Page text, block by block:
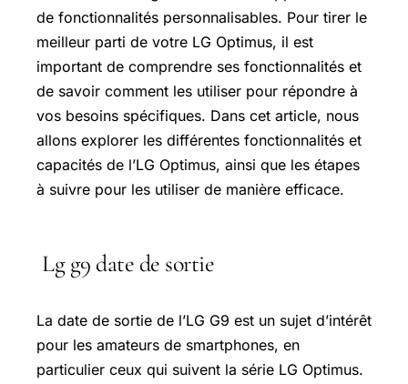
de fonctionnalités personnalisables. Pour tirer le
meilleur parti de votre LG Optimus, il est
important de comprendre ses fonctionnalités et
de savoir comment les utiliser pour répondre à
vos besoins spécifiques. Dans cet article, nous
allons explorer les différentes fonctionnalités et
capacités de l’LG Optimus, ainsi que les étapes
à suivre pour les utiliser de manière efficace.
Lg g9 date de sortie
La date de sortie de l’LG G9 est un sujet d’intérêt
pour les amateurs de smartphones, en
particulier ceux qui suivent la série LG Optimus.